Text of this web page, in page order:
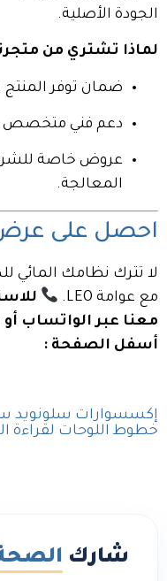
الجودة الأصلية.
لماذا تشتري من
ضمان توفر المنتج
دعم فني متخصص
عروض خاصة
المعالجة.
احصل على
لا تترك نظامك المائي
مع عوامة LEO.
معنا عبر الواتساب أو
أسفل الصفحة :
إكسسوارات سلونويد
خطوط اللوحات لقراءة
شارك